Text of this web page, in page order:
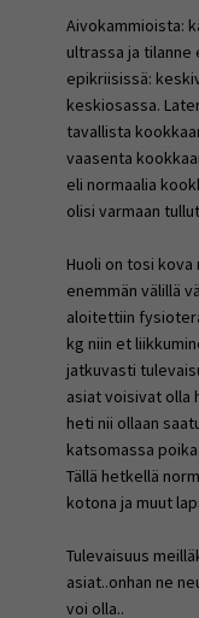
Aivokammioista:
ultrassa ja tilanne
epikriisissä:
keskiosassa.
tavallista
vaasenta
eli normaalia
olisi varmaan
Huoli on tosi
enemmän välillä
aloitettiin
kg niin et
jatkuvasti
asiat voisivat olla
heti nii ollaan
katsomassa
Tällä hetkellä
kotona ja muut
Tulevaisuus
asiat..onhan ne
voi olla..